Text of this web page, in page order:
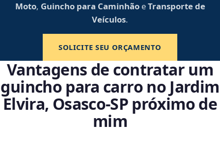
Moto, Guincho para CaminhãoeTransporte de
Veículos.
SOLICITE SEU ORÇAMENTO
Vantagens de contratar um
guincho para carro no Jardim
Elvira, Osasco‑SP próximo de
mim